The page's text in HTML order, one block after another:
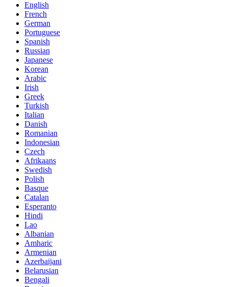
English
French
German
Portuguese
Spanish
Russian
Japanese
Korean
Arabic
Irish
Greek
Turkish
Italian
Danish
Romanian
Indonesian
Czech
Afrikaans
Swedish
Polish
Basque
Catalan
Esperanto
Hindi
Lao
Albanian
Amharic
Armenian
Azerbaijani
Belarusian
Bengali